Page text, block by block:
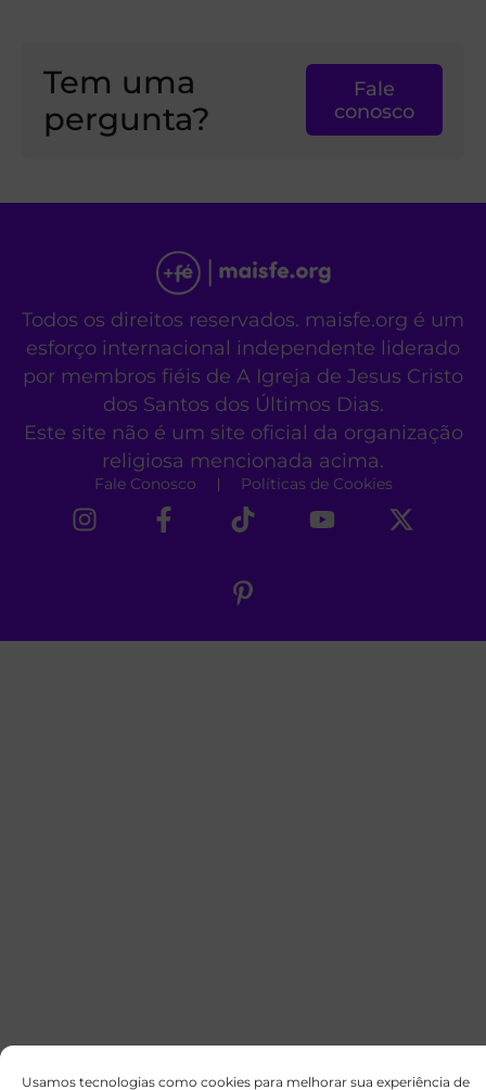
Usamos tecnologias como cookies para melhorar sua experiência de
Tem uma
pergunta?
Fale
conosco
Todos os direitos reservados. maisfe.org é um
esforço internacional independente liderado
por membros fiéis de A Igreja de Jesus Cristo
dos Santos dos Últimos Dias.
Este site não é um site oficial da organização
religiosa mencionada acima.
Fale Conosco Políticas de Cookies